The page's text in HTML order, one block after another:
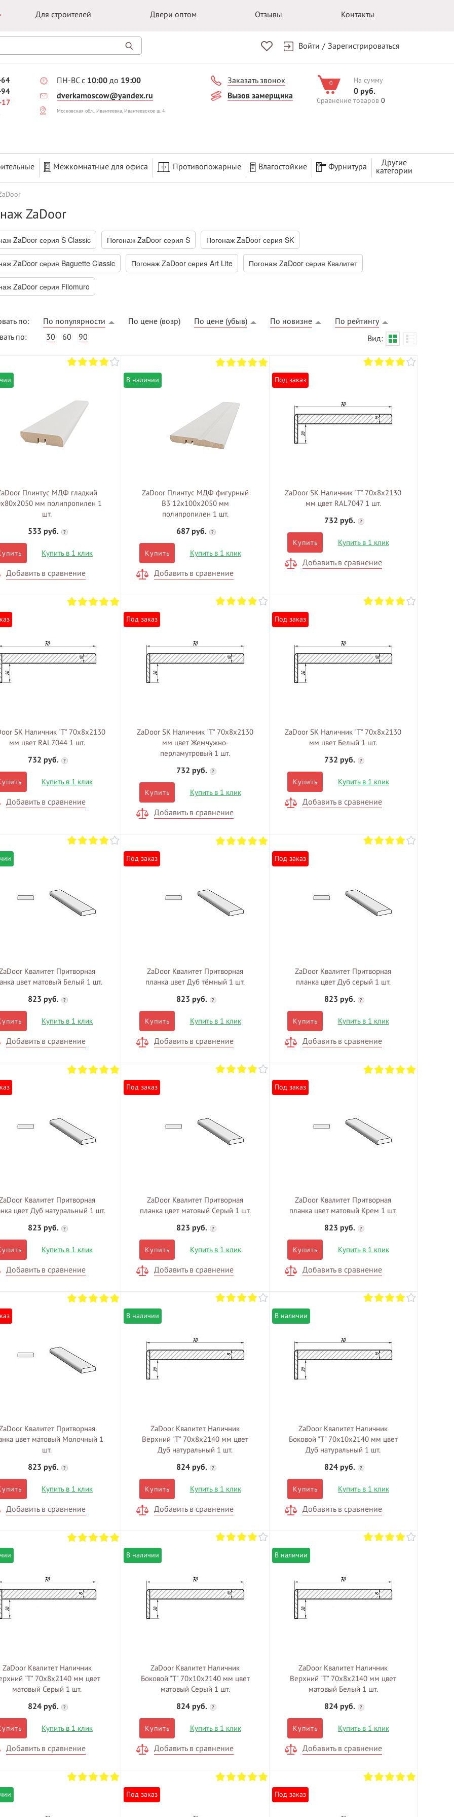
Для строителей Двери оптом Отзывы Контакты
Войти / Зарегистрироваться
ПН-ВС с 10:00 до 19:00
dverkamoscow@yandex.ru
Московская обл., Ивантеевка, Ивантеевское ш. 4
Заказать звонок
Вызов замерщика
0 На сумму
0 руб.
Сравнение товаров 0
Межкомнатные для офиса Противопожарные Влагостойкие Фурнитура
Другие
категории
ДОСТАВКА ОТ 40
МКАД
ВЫГОДНОЕ ПРЕДЛОЖЕНИЕ
выгодным ценам
ВЫЗВАТЬ ЗАМЕРЩИКА
ZaDoor
ZaDoor серия S Classic Погонаж ZaDoor серия S Погонаж ZaDoor серия SK
ZaDoor серия Baguette Classic Погонаж ZaDoor серия Art Lite Погонаж ZaDoor серия Квалитет
ZaDoor серия Filomuro
по: По популярности По цене (возр) По цене (убыв) По новизне
По рейтингу
по:
30 60 90 Вид:
Плинтус МДФ гладкий
мм полипропилен 1
шт.
533 руб.
?
Купить в 1 клик
Добавить в сравнение
В наличии
ZaDoor Плинтус МДФ фигурный
В3 12х100x2050 мм
полипропилен 1 шт.
687 руб.
?
Купить Купить в 1 клик
Добавить в сравнение
Под заказ
ZaDoor SK Наличник "Т" 70х8х2130
мм цвет RAL7047 1 шт.
732 руб.
?
Купить Купить в 1 клик
Добавить в сравнение
SK Наличник "Т" 70х8х2130
мм цвет RAL7044 1 шт.
732 руб.
?
Купить в 1 клик
Добавить в сравнение
Под заказ
ZaDoor SK Наличник "Т" 70х8х2130
мм цвет Жемчужно-
перламутровый 1 шт.
732 руб.
?
Купить Купить в 1 клик
Добавить в сравнение
Под заказ
ZaDoor SK Наличник "Т" 70х8х2130
мм цвет Белый 1 шт.
732 руб.
?
Купить Купить в 1 клик
Добавить в сравнение
Квалитет Притворная
цвет матовый Белый 1 шт.
823 руб.
?
Купить в 1 клик
Добавить в сравнение
Под заказ
ZaDoor Квалитет Притворная
планка цвет Дуб тёмный 1 шт.
823 руб.
?
Купить Купить в 1 клик
Добавить в сравнение
Под заказ
ZaDoor Квалитет Притворная
планка цвет Дуб серый 1 шт.
823 руб.
?
Купить Купить в 1 клик
Добавить в сравнение
Квалитет Притворная
цвет Дуб натуральный 1 шт.
823 руб.
?
Купить в 1 клик
Добавить в сравнение
Под заказ
ZaDoor Квалитет Притворная
планка цвет матовый Серый 1 шт.
823 руб.
?
Купить Купить в 1 клик
Добавить в сравнение
Под заказ
ZaDoor Квалитет Притворная
планка цвет матовый Крем 1 шт.
823 руб.
?
Купить Купить в 1 клик
Добавить в сравнение
Квалитет Притворная
цвет матовый Молочный 1
шт.
823 руб.
?
Купить в 1 клик
Добавить в сравнение
В наличии
ZaDoor Квалитет Наличник
Верхний "T" 70х8х2140 мм цвет
Дуб натуральный 1 шт.
824 руб.
?
Купить Купить в 1 клик
Добавить в сравнение
В наличии
ZaDoor Квалитет Наличник
Боковой "T" 70х10х2140 мм цвет
Дуб натуральный 1 шт.
824 руб.
?
Купить Купить в 1 клик
Добавить в сравнение
ZaDoor Квалитет Наличник
"T" 70х8х2140 мм цвет
матовый Серый 1 шт.
824 руб.
?
Купить в 1 клик
Добавить в сравнение
В наличии
ZaDoor Квалитет Наличник
Боковой "T" 70х10х2140 мм цвет
матовый Серый 1 шт.
824 руб.
?
Купить Купить в 1 клик
Добавить в сравнение
В наличии
ZaDoor Квалитет Наличник
Верхний "T" 70х8х2140 мм цвет
матовый Белый 1 шт.
824 руб.
?
Купить Купить в 1 клик
Добавить в сравнение
Под заказ Под заказ